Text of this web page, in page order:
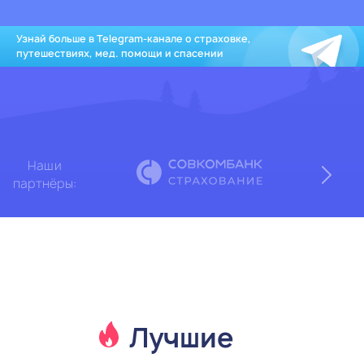
Наши
партнёры:
Узнай больше в Telegram-канале о страховке,
путешествиях, мед. помощи и спасении
Лучшие